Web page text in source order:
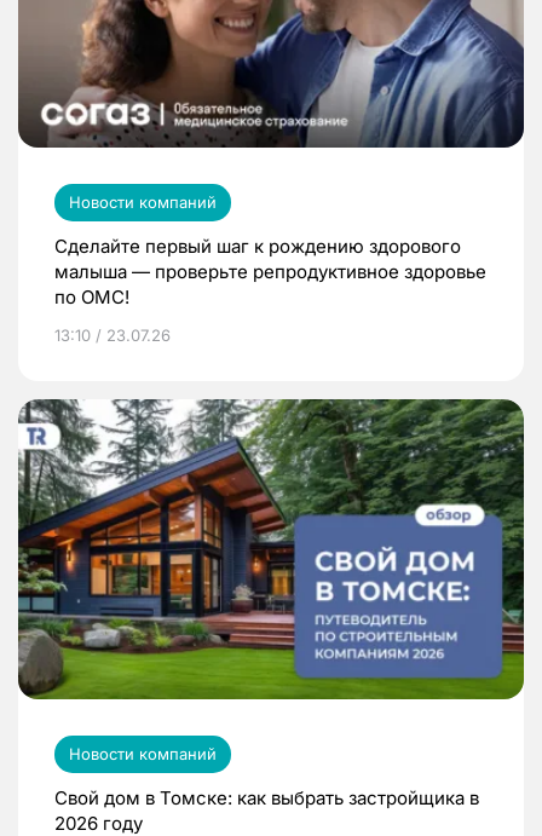
Новости компаний
Сделайте первый шаг к рождению здорового
малыша — проверьте репродуктивное здоровье
по ОМС!
13:10 / 23.07.26
Новости компаний
Свой дом в Томске: как выбрать застройщика в
2026 году